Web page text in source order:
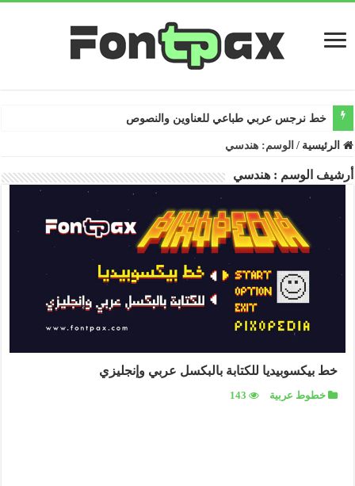
خط نرجس عربي طباعي للعناوين والنصوص
الرئيسية / الوسم:هندسي
أرشيف الوسم :هندسي
خط بيكسوبيديا للكتابة بالبكسل عربي وإنجليزي
خطوط عربية 143